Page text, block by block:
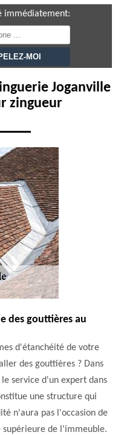
immédiatement:
Joganville
zingueur
des gouttières au
d'étanchéité de votre
des gouttières ? Dans
service d'un expert dans
une structure qui
n'aura pas l'occasion de
supérieure de l'immeuble.